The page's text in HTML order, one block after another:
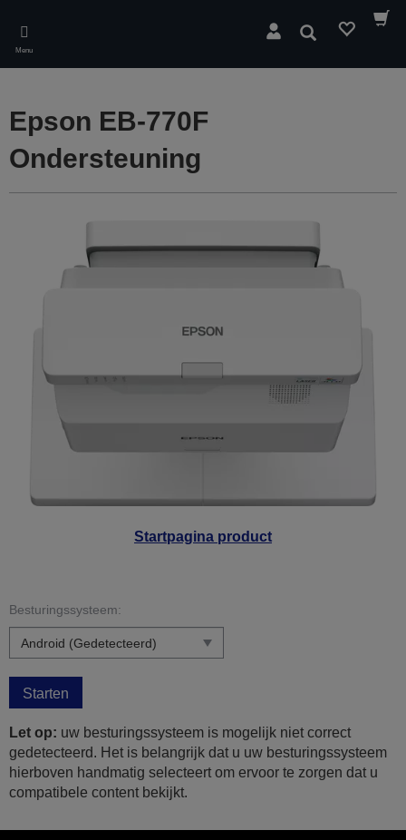
main
content
Menu
Zoeken
Startpagina product
Epson EB-770F
Ondersteuning
Besturingssysteem:
Starten
Let op: uw besturingssysteem is mogelijk niet correct
gedetecteerd. Het is belangrijk dat u uw besturingssysteem
hierboven handmatig selecteert om ervoor te zorgen dat u
compatibele content bekijkt.